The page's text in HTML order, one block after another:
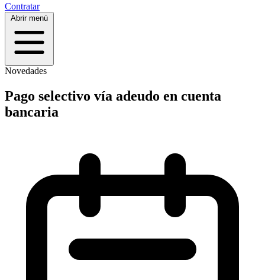
Contratar
Abrir menú
Novedades
Pago selectivo vía adeudo en cuenta
bancaria